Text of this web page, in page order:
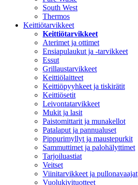
South West
Thermos
Keittiötarvikkeet
Keittiötarvikkeet
Aterimet ja ottimet
Ensiapulaukut ja -tarvikkeet
Essut
Grillaustarvikkeet
Keittiölaitteet
Keittiöpyyhkeet ja tiskirätit
Keittiösetit
Leivontatarvikkeet
Mukit ja lasit
Paistomittarit ja munakellot
Patalaput ja pannualuset
Pippurimyllyt ja maustepurkit
Sammuttimet ja palohälyttimet
Tarjoiluastiat
Veitset
Viinitarvikkeet ja pullonavaajat
Vuolukivituotteet